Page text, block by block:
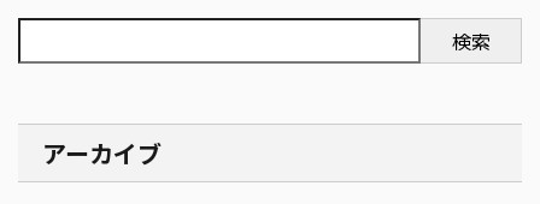
検索
アーカイブ